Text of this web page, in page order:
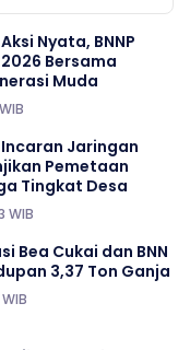
Nyata, BNNP
Bersama
Muda
Jaringan
Pemetaan
Tingkat Desa
WIB
Bea Cukai dan BNN
3,37 Ton Ganja